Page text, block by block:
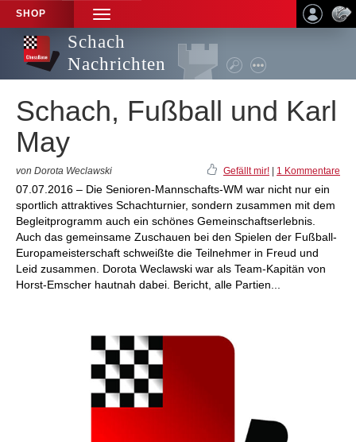
SHOP
TOGGLE
NAVIGATION
Schach
Nachrichten
Schach, Fußball und Karl
May
von Dorota Weclawski Gefällt mir! 1 Kommentare
07.07.2016 – Die Senioren-Mannschafts-WM war nicht nur ein
sportlich attraktives Schachturnier, sondern zusammen mit dem
Begleitprogramm auch ein schönes Gemeinschaftserlebnis.
Auch das gemeinsame Zuschauen bei den Spielen der Fußball-
Europameisterschaft schweißte die Teilnehmer in Freud und
Leid zusammen. Dorota Weclawski war als Team-Kapitän von
Horst-Emscher hautnah dabei. Bericht, alle Partien...